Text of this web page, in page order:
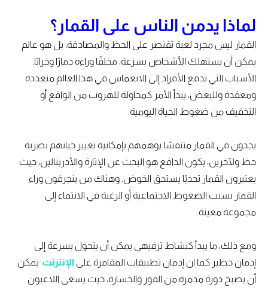
لماذا يدمن الناس على القمار؟
القمار ليس مجرد لعبة تقتصر على الحظ والمصادفة، بل هو عالم
يمكن أن يستهلك الأشخاص بسرعة، مخلفًا وراءه دمارًا وخرابًا.
الأسباب التي تدفع الأفراد إلى الانغماس في هذا العالم متعددة
ومعقدة وللبعض، يبدأ الأمر كمحاولة للهروب من الواقع أو
التخفيف من ضغوط الحياة اليومية.
يجدون في القمار متنفسًا يوهمهم بإمكانية تغيير حياتهم بضربة
حظ ولآخرين، يكون الدافع هو البحث عن الإثارة والأدرينالين، حيث
يعتبرون القمار تحديًا يستحق الخوض. وهناك من ينجرفون وراء
القمار بسبب الضغوط الاجتماعية أو الرغبة في الانتماء إلى
مجموعة معينة.
ومع ذلك، ما يبدأ كنشاط ترفيهي يمكن أن يتحول بسرعة إلى
إدمان خطير كما ان إدمان تطبيقات المقامرة على
الإنترنتيمكن
أن يصبح دورة مدمرة من الفوز والخسارة، حيث يسعى اللاعبون